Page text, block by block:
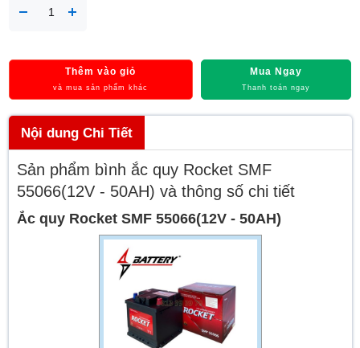
Thêm vào giỏ
và mua sản phẩm khác
Mua Ngay
Thanh toán ngay
Nội dung Chi Tiết
Sản phẩm bình ắc quy Rocket SMF
55066(12V - 50AH) và thông số chi tiết
Ắc quy Rocket SMF 55066(12V - 50AH)